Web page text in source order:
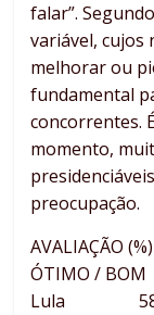
falar”.
variável,
melhorar ou
fundamental
concorrentes.
momento,
preocupação.
AVALIAÇÃO (%)
ÓTIMO / BOM
Lula